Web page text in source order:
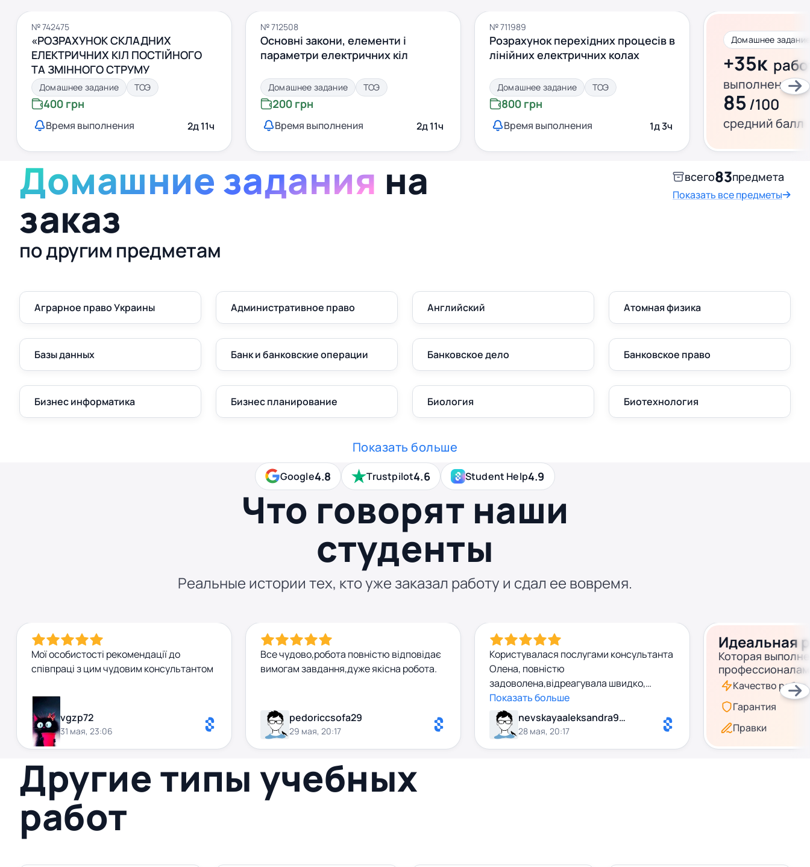
№ 742475
«РОЗРАХУНОК СКЛАДНИХ
ЕЛЕКТРИЧНИХ КІЛ ПОСТІЙНОГО
ТА ЗМІННОГО СТРУМУ
Домашнее задание ТОЭ
400 грн
Время выполнения 2д 11ч
№ 712508
Основні закони, елементи і
параметри електричних кіл
Домашнее задание ТОЭ
200 грн
Время выполнения 2д 11ч
№ 711989
Розрахунок перехідних процесів в
лінійних електричних колах
Домашнее задание ТОЭ
800 грн
Время выполнения 1д 3ч
Домашнее
+35к
выполнено за
85/100
средний балл
Домашние задания на
заказ
по другим предметам
всего83предмета
Показать все предметы
Аграрное право Украины Административное право Английский Атомная физика
Базы данных Банк и банковские операции Банковское дело Банковское право
Бизнес информатика Бизнес планирование Биология Биотехнология
Показать больше
Google4.8 Trustpilot4.6 Student Help4.9
Что говорят наши
студенты
Реальные истории тех, кто уже заказал работу и сдал ее вовремя.
Мої особистості рекомендації до
співпраці з цим чудовим консультантом
vgzp72
31 мая, 23:06
Все чудово,робота повністю відповідає
вимогам завдання,дуже якісна робота.
pedoriccsofa29
29 мая, 20:17
Користувалася послугами консультанта
Олена, повністю
задоволена,відреагувала швидко,
зробила якісно! Одним словом -
швидко,якісно,надійно!!!! Рекомендую
!!!
Показать больше
nevskayaaleksandra9827
28 мая, 20:17
Идеальная
Которая
Качество работ
Гарантия
Правки
Другие типы учебных
работ